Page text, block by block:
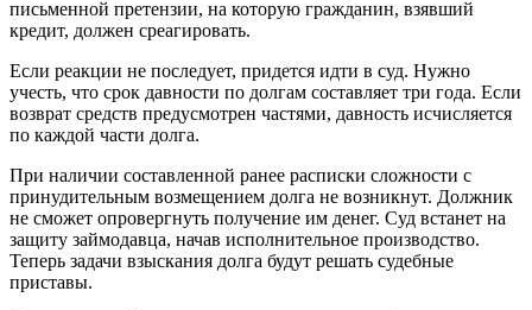
письменной претензии, на которую гражданин, взявший
кредит, должен среагировать.
Если реакции не последует, придется идти в суд. Нужно
учесть, что срок давности по долгам составляет три года. Если
возврат средств предусмотрен частями, давность исчисляется
по каждой части долга.
При наличии составленной ранее расписки сложности с
принудительным возмещением долга не возникнут. Должник
не сможет опровергнуть получение им денег. Суд встанет на
защиту займодавца, начав исполнительное производство.
Теперь задачи взыскания долга будут решать судебные
приставы.